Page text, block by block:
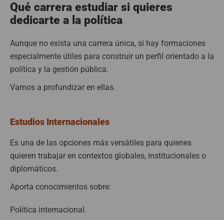
Qué carrera estudiar si quieres
dedicarte a la política
Aunque no exista una carrera única, sí hay formaciones
especialmente útiles para construir un perfil orientado a la
política y la gestión pública.
Vamos a profundizar en ellas.
Estudios Internacionales
Es una de las opciones más versátiles para quienes
quieren trabajar en contextos globales, institucionales o
diplomáticos.
Aporta conocimientos sobre:
Política internacional.